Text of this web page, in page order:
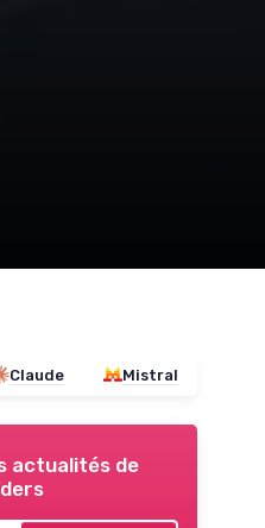
Claude Mistral
actualités de